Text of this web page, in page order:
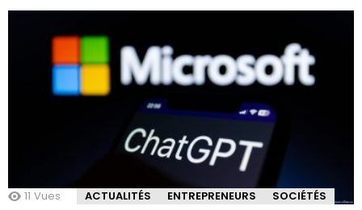
11 Vues ACTUALITÉS ENTREPRENEURS SOCIÉTÉS